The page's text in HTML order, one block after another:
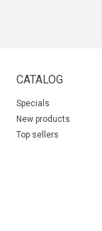
CATALOG
Specials
New products
Top sellers